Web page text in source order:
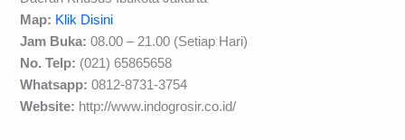
Map: Klik Disini
Jam Buka:08.00 – 21.00 (Setiap Hari)
No. Telp: (021) 65865658
Whatsapp:0812-8731-3754
Website: http://www.indogrosir.co.id/